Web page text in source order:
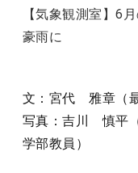
【気象観測室】6
豪雨に
文：宮代 雅章（
写真：吉川 慎平
学部教員）